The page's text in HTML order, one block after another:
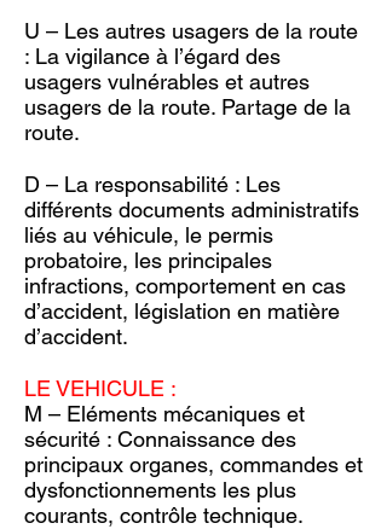
U – Les autres usagers de la route
: La vigilance à l’égard des
usagers vulnérables et autres
usagers de la route. Partage de la
route.
D – La responsabilité : Les
différents documents administratifs
liés au véhicule, le permis
probatoire, les principales
infractions, comportement en cas
d’accident, législation en matière
d’accident.
LE VEHICULE :
M – Eléments mécaniques et
sécurité : Connaissance des
principaux organes, commandes et
dysfonctionnements les plus
courants, contrôle technique.